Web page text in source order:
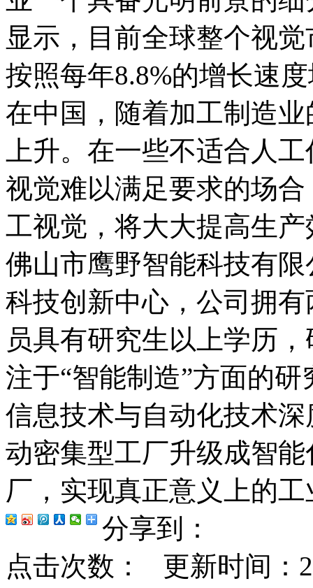
显示，目前全球整个视
按照每年8.8%的增长速
在中国，随着加工制造
上升。在一些不适合人
视觉难以满足要求的场
工视觉，将大大提高生产
佛山市鹰野智能科技有
科技创新中心，公司拥
员具有研究生以上学历
注于“智能制造”方面的
信息技术与自动化技术
动密集型工厂升级成智
厂，实现真正意义上的工
分享到：
点击次数：
更新时间：